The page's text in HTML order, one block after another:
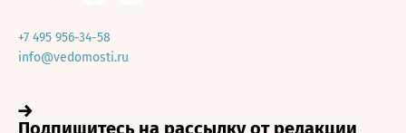
+7 495 956-34-58
info@vedomosti.ru